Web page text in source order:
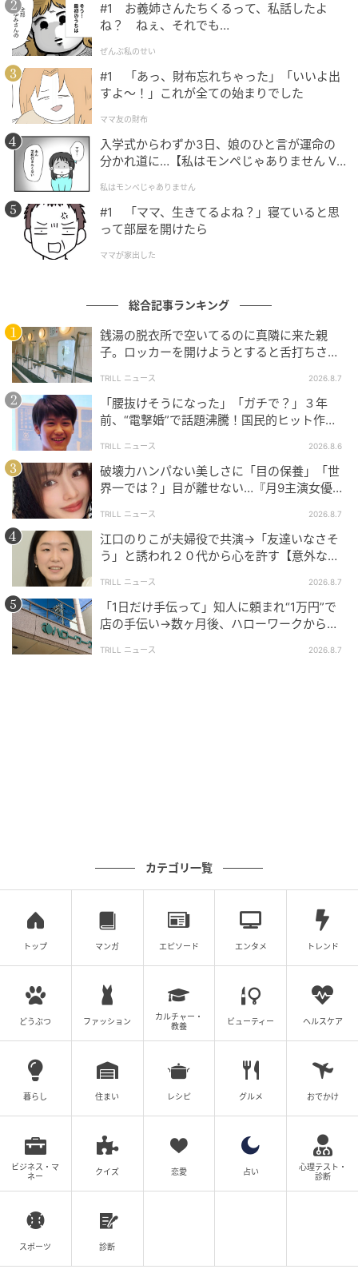
#1 お義姉さんたちくるって、私話したよ
ね？ ねぇ、それでも…
ぜんぶ私のせい
#1 「あっ、財布忘れちゃった」「いいよ出
すよ〜！」これが全ての始まりでした
ママ友の財布
入学式からわずか3日、娘のひと言が運命の
分かれ道に…【私はモンペじゃありません Vo
私はモンペじゃありません
#1 「ママ、生きてるよね？」寝ていると思
って部屋を開けたら
ママが家出した
総合記事ランキング
銭湯の脱衣所で空いてるのに真隣に来た親
子。ロッカーを開けようとすると舌打ちさ
中で拍手」
TRILL ニュース 2026.8.7
「腰抜けそうになった」「ガチで？」３年
前、“電撃婚”で話題沸騰！国民的ヒット作
TRILL ニュース 2026.8.6
破壊力ハンパない美しさに「目の保養」「世
界一では？」目が離せない…『月9主演女優
TRILL ニュース 2026.8.7
江口のりこが夫婦役で共演→「友達いなさそ
う」と誘われ２０代から心を許す【意外な親
TRILL ニュース 2026.8.7
「1日だけ手伝って」知人に頼まれ“1万円”で
店の手伝い→数ヶ月後、ハローワークから届
TRILL ニュース 2026.8.7
カテゴリ一覧
トップ マンガ エピソード エンタメ トレンド
どうぶつ ファッション
カルチャー・
教養
ビューティー ヘルスケア
暮らし 住まい レシピ グルメ おでかけ
ビジネス・マ
ネー
クイズ 恋愛 占い
心理テスト・
診断
スポーツ 診断